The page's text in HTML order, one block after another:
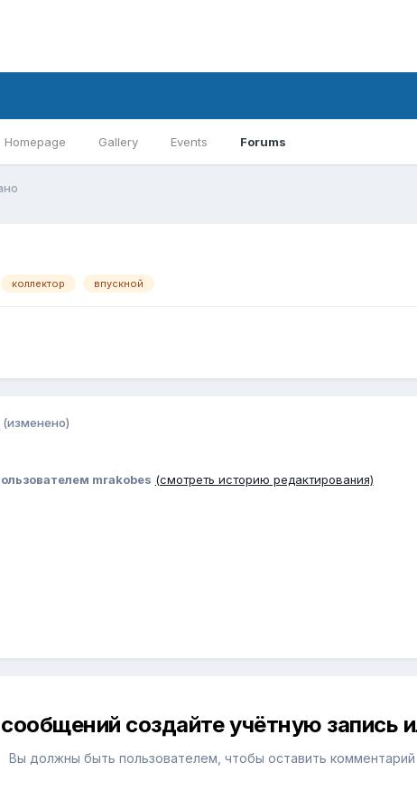
Homepage Gallery Events Forums
коллектор впускной
(изменено)
mrakobes (смотреть историю редактирования)
создайте учётную запись
Вы должны быть пользователем, чтобы оставить комментарий